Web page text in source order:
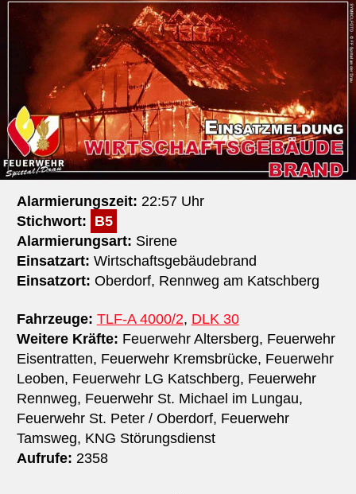
Alarmierungszeit: 22:57 Uhr
Stichwort: B5
Alarmierungsart: Sirene
Einsatzart: Wirtschaftsgebäudebrand
Einsatzort: Oberdorf, Rennweg am Katschberg
Fahrzeuge: TLF-A 4000/2, DLK 30
Weitere Kräfte: Feuerwehr Altersberg, Feuerwehr
Eisentratten, Feuerwehr Kremsbrücke, Feuerwehr
Leoben, Feuerwehr LG Katschberg, Feuerwehr
Rennweg, Feuerwehr St. Michael im Lungau,
Feuerwehr St. Peter / Oberdorf, Feuerwehr
Tamsweg, KNG Störungsdienst
Aufrufe: 2358